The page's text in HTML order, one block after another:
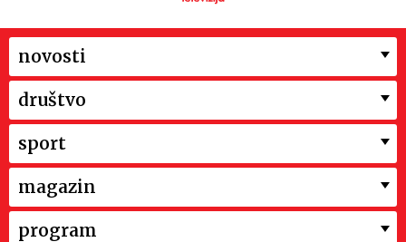
novosti
društvo
sport
magazin
program